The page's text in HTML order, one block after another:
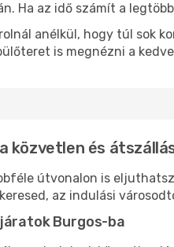
Ha az idő számít a
anélkül, hogy túl sok
is megnézni a
közvetlen és
útvonalon is
az indulási
Burgos-ba